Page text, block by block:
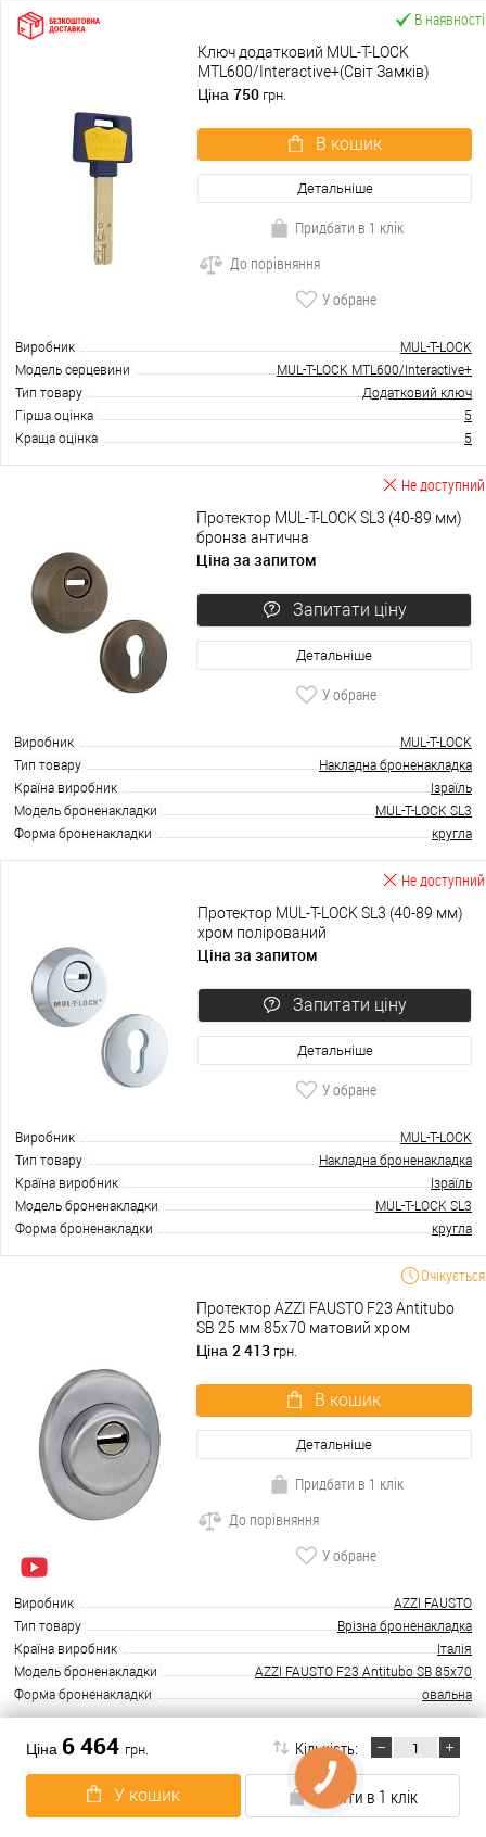
Ціна 6 464 грн. Кількість:
У кошик Купити в 1 клік
В наявності
Ключ додатковий MUL-T-LOCK
MTL600/Interactive+(Світ Замків)
Ціна 750 грн.
В кошик
Детальніше
Придбати в 1 клік
До порівняння
У обране
Виробник
MUL-T-LOCK
Модель серцевини
MUL-T-LOCK MTL600/Interactive+
Тип товару
Додатковий ключ
Гірша оцінка
5
Краща оцінка
5
Не доступний
Протектор MUL-T-LOCK SL3 (40-89 мм)
бронза антична
Ціна за запитом
Запитати ціну
Детальніше
У обране
Виробник
MUL-T-LOCK
Тип товару
Накладна броненакладка
Країна виробник
Ізраїль
Модель броненакладки
MUL-T-LOCK SL3
Форма броненакладки
кругла
Не доступний
Протектор MUL-T-LOCK SL3 (40-89 мм)
хром полірований
Ціна за запитом
Запитати ціну
Детальніше
У обране
Виробник
MUL-T-LOCK
Тип товару
Накладна броненакладка
Країна виробник
Ізраїль
Модель броненакладки
MUL-T-LOCK SL3
Форма броненакладки
кругла
Очікується
Протектор AZZI FAUSTO F23 Antitubo
SB 25 мм 85х70 матовий хром
Ціна 2 413 грн.
В кошик
Детальніше
Придбати в 1 клік
До порівняння
У обране
Виробник
AZZI FAUSTO
Тип товару
Врізна броненакладка
Країна виробник
Італія
Модель броненакладки
AZZI FAUSTO F23 Antitubo SB 85x70
Форма броненакладки
овальна
В наявності
Протектор DISEC SFERIK BDS16 25мм
бронза сатин
Ціна2 410грн.